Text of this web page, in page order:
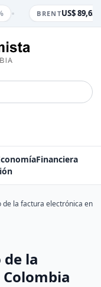
BRENTUS$ 89,65•
Financiera
de la factura electrónica en
la